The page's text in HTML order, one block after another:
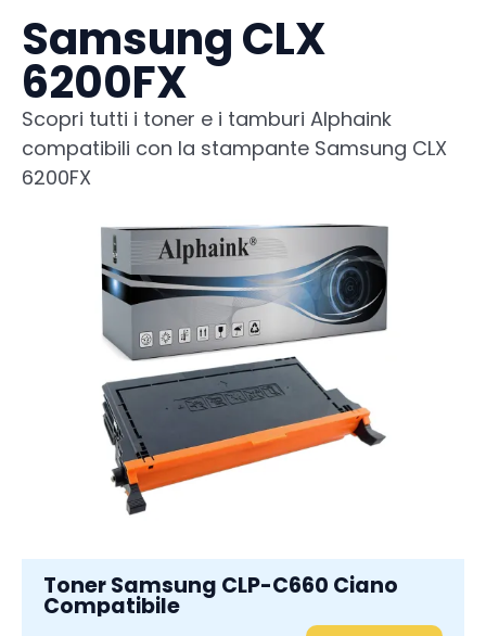
Samsung CLX
6200FX
Scopri tutti i toner e i tamburi Alphaink
compatibili con la stampante Samsung CLX
6200FX
Toner Samsung CLP-C660 Ciano
Compatibile